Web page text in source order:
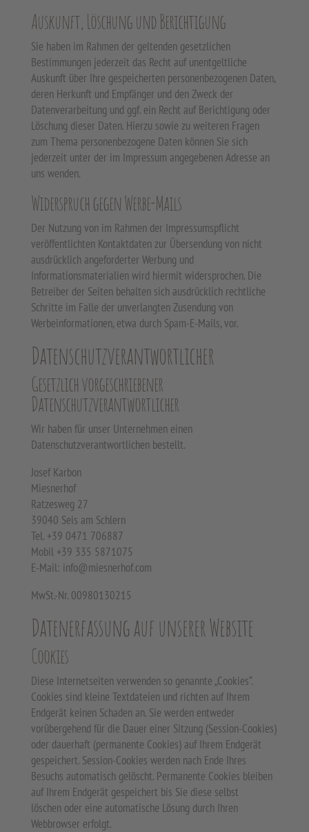
Auskunft, Löschung und Berichtigung
Sie haben im Rahmen der geltenden gesetzlichen
Bestimmungen jederzeit das Recht auf unentgeltliche
Auskunft über Ihre gespeicherten personenbezogenen Daten,
deren Herkunft und Empfänger und den Zweck der
Datenverarbeitung und ggf. ein Recht auf Berichtigung oder
Löschung dieser Daten. Hierzu sowie zu weiteren Fragen
zum Thema personenbezogene Daten können Sie sich
jederzeit unter der im Impressum angegebenen Adresse an
uns wenden.
Widerspruch gegen Werbe-Mails
Der Nutzung von im Rahmen der Impressumspflicht
veröffentlichten Kontaktdaten zur Übersendung von nicht
ausdrücklich angeforderter Werbung und
Informationsmaterialien wird hiermit widersprochen. Die
Betreiber der Seiten behalten sich ausdrücklich rechtliche
Schritte im Falle der unverlangten Zusendung von
Werbeinformationen, etwa durch Spam-E-Mails, vor.
Datenschutzverantwortlicher
Gesetzlich vorgeschriebener
Datenschutzverantwortlicher
Wir haben für unser Unternehmen einen
Datenschutzverantwortlichen bestellt.
Josef Karbon
Miesnerhof
Ratzesweg 27
39040 Seis am Schlern
Tel. +39 0471 706887
Mobil +39 335 5871075
E-Mail: info@miesnerhof.com
MwSt.-Nr. 00980130215
Datenerfassung auf unserer Website
Cookies
Diese Internetseiten verwenden so genannte „Cookies“.
Cookies sind kleine Textdateien und richten auf Ihrem
Endgerät keinen Schaden an. Sie werden entweder
vorübergehend für die Dauer einer Sitzung (Session-Cookies)
oder dauerhaft (permanente Cookies) auf Ihrem Endgerät
gespeichert. Session-Cookies werden nach Ende Ihres
Besuchs automatisch gelöscht. Permanente Cookies bleiben
auf Ihrem Endgerät gespeichert bis Sie diese selbst
löschen oder eine automatische Lösung durch Ihren
Webbrowser erfolgt.